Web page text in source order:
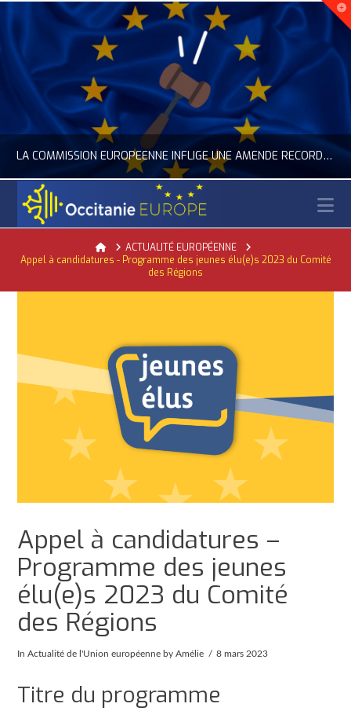
LA COMMISSION EUROPÉENNE INFLIGE UNE AMENDE RECORD À GOOGLE
ACTUALITÉ DE L'UNION EUROPÉENNE, ACTUALITÉ DE LA REPRÉSENTATION D’OCCITANIE EUROPE, NUMÉRIQUE- DIGITAL
HomeACTUALITÉ EUROPÉENNE
Appel à candidatures - Programme des jeunes élu(e)s 2023 du Comité
des Régions
Appel à candidatures –
Programme des jeunes
élu(e)s 2023 du Comité
des Régions
InActualité de l'Union européenne by Amélie 8 mars 2023
Titre du programme